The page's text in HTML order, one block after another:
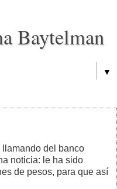
Baytelman
▼
llamando del banco
noticia: le ha sido
de pesos, para que así